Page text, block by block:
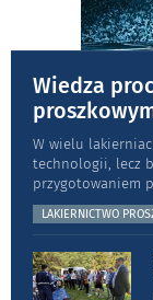
Wiedza
W wielu
technologii, lecz
przygotowaniem
LAKIERNICTWO